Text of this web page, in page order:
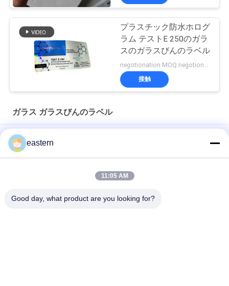
プラスチック防水ホログ
ラム テストE 250のガラ
スのガラスびんのラベル
接触
ガラス ガラスびんのラベル
ソマトロピン HG 176-191 2mlx10 ラベル付きガラスバイアル
フルセットのPaer Instrutionが付いているトレンアセテートバ
eastern
11:05 AM
Good day, what product are you looking for?